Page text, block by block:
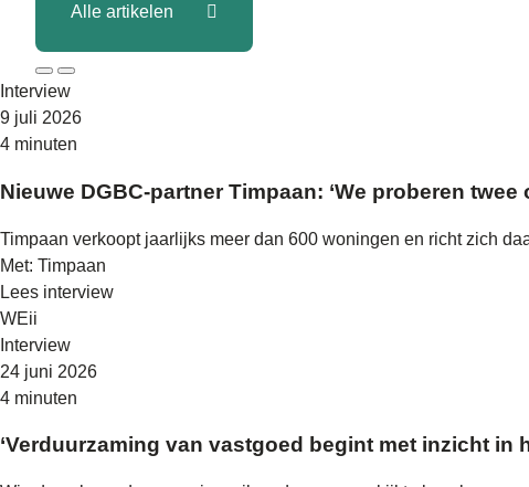
Alle artikelen
Interview
9 juli 2026
4 minuten
Nieuwe DGBC-partner Timpaan: ‘We proberen
Timpaan verkoopt jaarlijks meer dan 600 woningen en richt zich
Met: Timpaan
Lees interview
WEii
Interview
24 juni 2026
4 minuten
‘Verduurzaming van vastgoed begint met inzicht in